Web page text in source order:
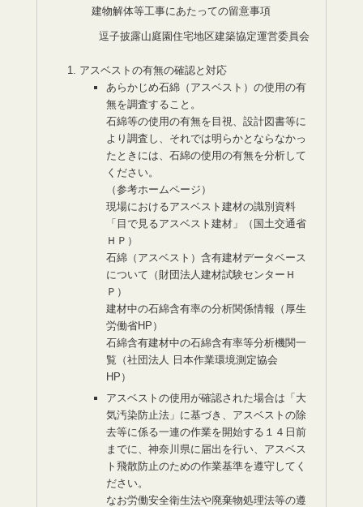
建物解体等工事にあたっての留意事項
逗子披露山庭園住宅地区建築協定運営委員会
アスベストの有無の確認と対応
あらかじめ石綿（アスベスト）の使用の有
無を調査すること。
石綿等の使用の有無を目視、設計図書等に
より調査し、それでは明らかとならなかっ
たときには、石綿の使用の有無を分析して
ください。
（参考ホームページ）
現場におけるアスベスト建材の識別資料
「目で見るアスベスト建材」（国土交通省
ＨＰ）
石綿（アスベスト）含有建材データベース
について（財団法人建材試験センターＨ
Ｐ）
建材中の石綿含有率の分析関係情報（厚生
労働省HP）
石綿含有建材中の石綿含有率等分析機関一
覧（社団法人 日本作業環境測定協会
HP）
アスベストの使用が確認された場合は「大
気汚染防止法」に基づき、アスベストの除
去等に係る一連の作業を開始する１４日前
までに、神奈川県に届出を行い、アスベス
ト飛散防止のための作業基準を遵守してく
ださい。
なお労働安全衛生法や廃棄物処理法等の遵